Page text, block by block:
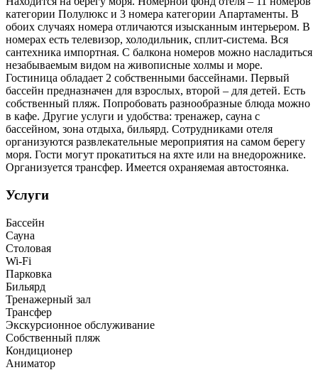
категории Полулюкс и 3 номера категории Апартаменты. В
обоих случаях номера отличаются изысканным интерьером. В
номерах есть телевизор, холодильник, сплит-система. Вся
сантехника импортная. С балкона номеров можно насладиться
незабываемым видом на живописные холмы и море.
Гостиница обладает 2 собственными бассейнами. Первый
бассейн предназначен для взрослых, второй – для детей. Есть
собственный пляж. Попробовать разнообразные блюда можно
в кафе. Другие услуги и удобства: тренажер, сауна с
бассейном, зона отдыха, бильярд. Сотрудниками отеля
организуются развлекательные мероприятия на самом берегу
моря. Гости могут прокатиться на яхте или на внедорожнике.
Организуется трансфер. Имеется охраняемая автостоянка.
Услуги
Бассейн
Сауна
Столовая
Wi-Fi
Парковка
Бильярд
Тренажерный зал
Трансфер
Экскурсионное обслуживание
Собственный пляж
Кондиционер
Аниматор